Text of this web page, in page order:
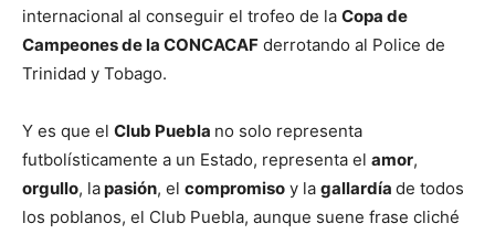
internacional al conseguir el trofeo de la Copa de
Campeones de la CONCACAF derrotando al Police de
Trinidad y Tobago.
Y es que el Club Puebla no solo representa
futbolísticamente a un Estado, representa el amor,
orgullo, lapasión, el compromiso y la gallardía de todos
los poblanos, el Club Puebla, aunque suene frase cliché